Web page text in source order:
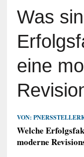
Was
eine
VON:
Welche
moderne